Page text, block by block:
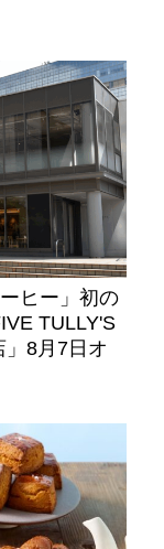
ヒー」初の
TULLY'S
8月7日オ